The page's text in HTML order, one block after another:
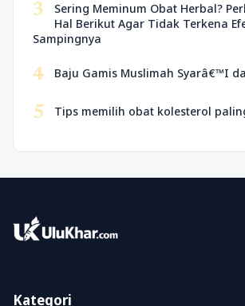
3
Sering Meminum Obat Herbal?
Hal Berikut Agar Tidak Terkena
Sampingnya
4 Baju Gamis Muslimah Syarâ€™I
5 Tips memilih obat kolesterol
Kategori